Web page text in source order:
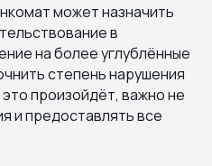
может назначить
в
на более углублённые
степень нарушения
произойдёт, важно не
и предоставлять все